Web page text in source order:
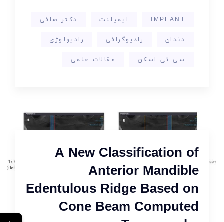
IMPLANT ایمپلنت دکتر صافی
دندان رادیوگرافی رادیولوژی
سی تی اسکن مقالات علمی
A New Classification of
Anterior Mandible
Edentulous Ridge Based on
Cone Beam Computed